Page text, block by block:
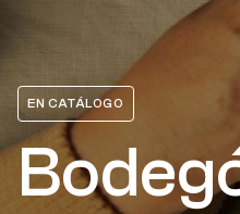
EN CATÁLOGO